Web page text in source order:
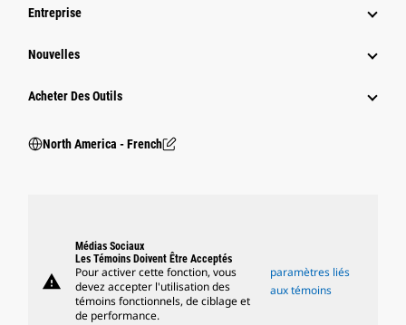
Entreprise
Nouvelles
Acheter Des Outils
North America - French
warning
Médias Sociaux
Les Témoins Doivent Être Acceptés
Pour activer cette fonction, vous
devez accepter l'utilisation des
témoins fonctionnels, de ciblage et
de performance.
paramètres liés
aux témoins